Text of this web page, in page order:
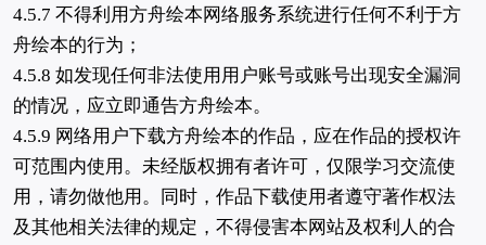
4.5.7 不得利用方舟绘本网络服务系统进行任何不利于方
舟绘本的行为；
4.5.8 如发现任何非法使用用户账号或账号出现安全漏洞
的情况，应立即通告方舟绘本。
4.5.9 网络用户下载方舟绘本的作品，应在作品的授权许
可范围内使用。未经版权拥有者许可，仅限学习交流使
用，请勿做他用。同时，作品下载使用者遵守著作权法
及其他相关法律的规定，不得侵害本网站及权利人的合